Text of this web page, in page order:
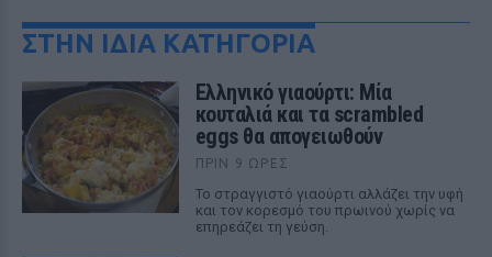
ΣΤΗΝ ΙΔΙΑ ΚΑΤΗΓΟΡΙΑ
Ελληνικό γιαούρτι: Μία
κουταλιά και τα scrambled
eggs θα απογειωθούν
ΠΡΙΝ 9 ΏΡΕΣ
Το στραγγιστό γιαούρτι αλλάζει την υφή
και τον κορεσμό του πρωινού χωρίς να
επηρεάζει τη γεύση.